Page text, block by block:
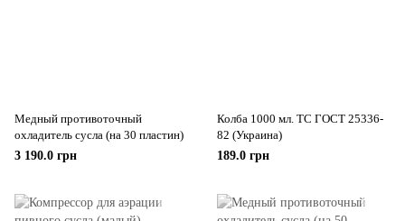
Медный противоточный
охладитель сусла (на 30 пластин)
3 190.0 грн
Колба 1000 мл. ТС ГОСТ 25336-
82 (Украина)
189.0 грн